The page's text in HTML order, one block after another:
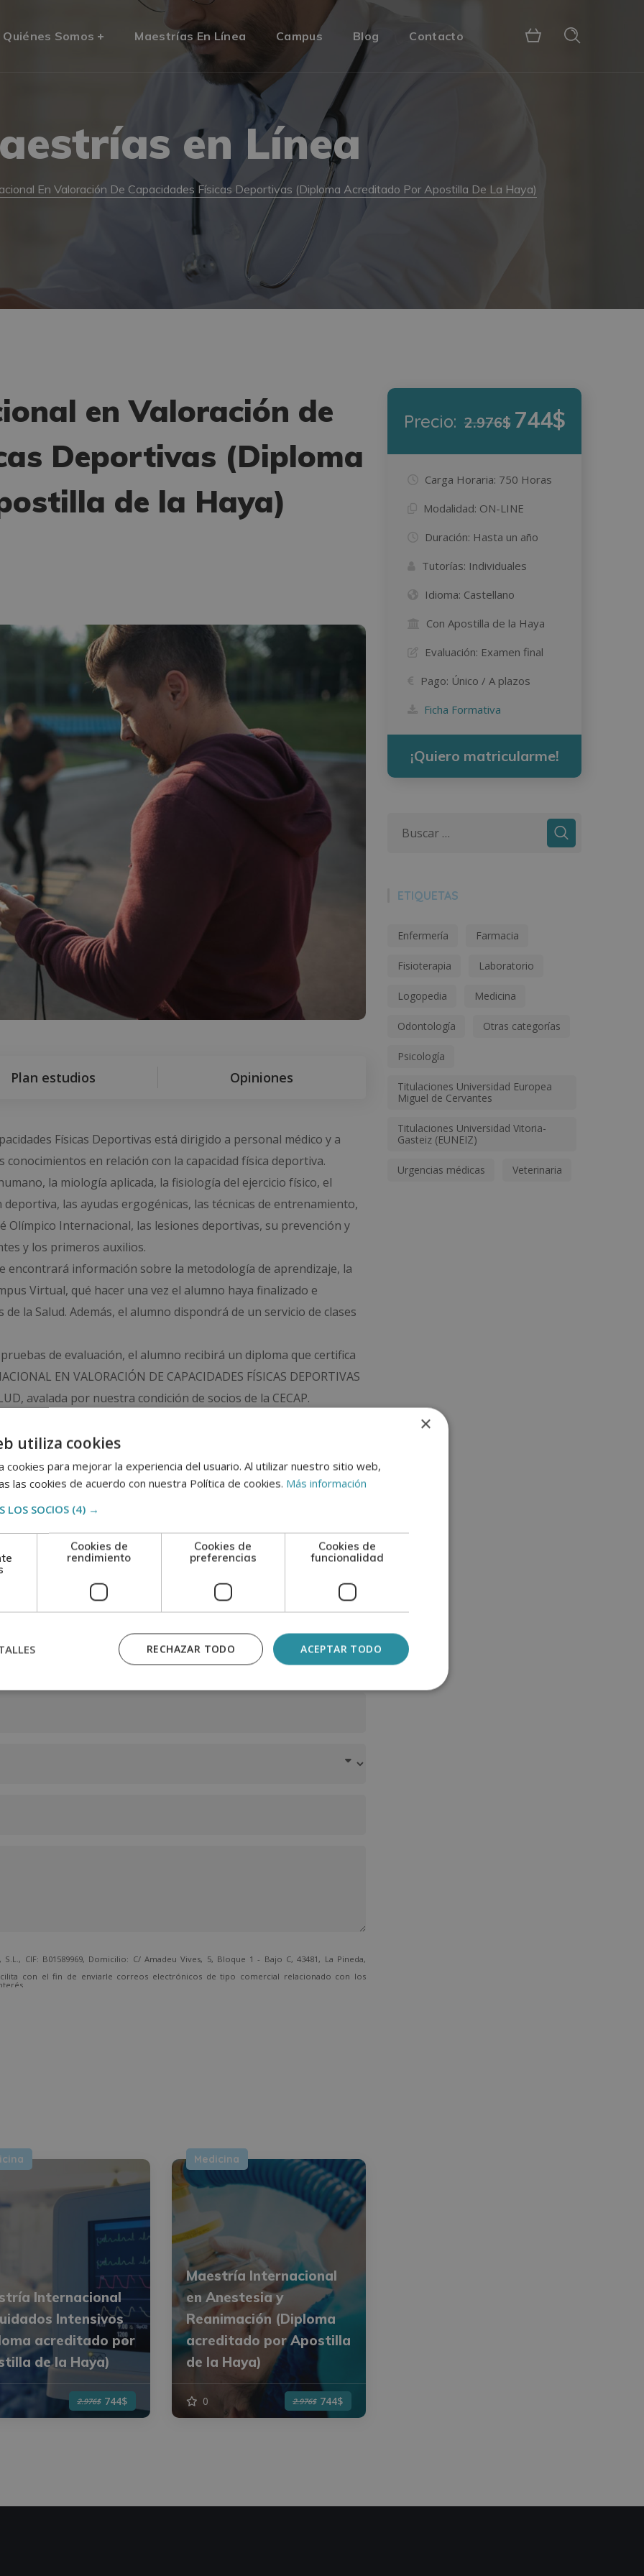
Quiénes Somos Maestrías En Línea Campus Blog Contacto
en Línea
En Valoración De Capacidades Físicas Deportivas (Diploma Acreditado Por Apostilla De La Haya)
en Valoración de
Deportivas (Diploma
de la Haya)
Plan estudios Opiniones
Físicas Deportivas está dirigido a personal médico y a
en relación con la capacidad física deportiva.
la miología aplicada, la fisiología del ejercicio físico, el
las ayudas ergogénicas, las técnicas de entrenamiento,
Olímpico Internacional, las lesiones deportivas, su prevención y
y los primeros auxilios.
encontrará información sobre la metodología de aprendizaje, la
Virtual, qué hacer una vez el alumno haya finalizado e
la Salud. Además, el alumno dispondrá de un servicio de clases
de evaluación, el alumno recibirá un diploma que certifica
EN VALORACIÓN DE CAPACIDADES FÍSICAS DEPORTIVAS
avalada por nuestra condición de socios de la CECAP.
y garantiza la autenticidad y validez del Diploma en
de formación teórica complementaria. Esta formación
S.L., CIF: B01589969, Domicilio: C/ Amadeu Vives, 5, Bloque 1 - Bajo C, 43481, La Pineda,
con el fin de enviarle correos electrónicos de tipo comercial relacionado con los
dirigiéndose a la dirección direccion@grupotarraco.com.
Internacional
Intensivos
acreditado por
de la Haya)
2.976$ 744$
Medicina
Maestría Internacional
en Anestesia y
Reanimación (Diploma
acreditado por Apostilla
de la Haya)
0 2.976$ 744$
Precio: 2.976$ 744$
Carga Horaria: 750 Horas
Modalidad: ON-LINE
Duración: Hasta un año
Tutorías: Individuales
Idioma: Castellano
Con Apostilla de la Haya
Evaluación: Examen final
Pago: Único / A plazos
Ficha Formativa
¡Quiero matricularme!
ETIQUETAS
Enfermería Farmacia
Fisioterapia Laboratorio
Logopedia Medicina
Odontología Otras categorías
Psicología
Titulaciones Universidad Europea
Miguel de Cervantes
Titulaciones Universidad Vitoria-
Gasteiz (EUNEIZ)
Urgencias médicas Veterinaria
×
utiliza cookies
cookies para mejorar la experiencia del usuario. Al utilizar nuestro sitio web,
las cookies de acuerdo con nuestra Política de cookies. Más información
LOS SOCIOS (4) →
Cookies de
rendimiento
Cookies de
preferencias
Cookies de
funcionalidad
ACEPTAR TODO
RECHAZAR TODO